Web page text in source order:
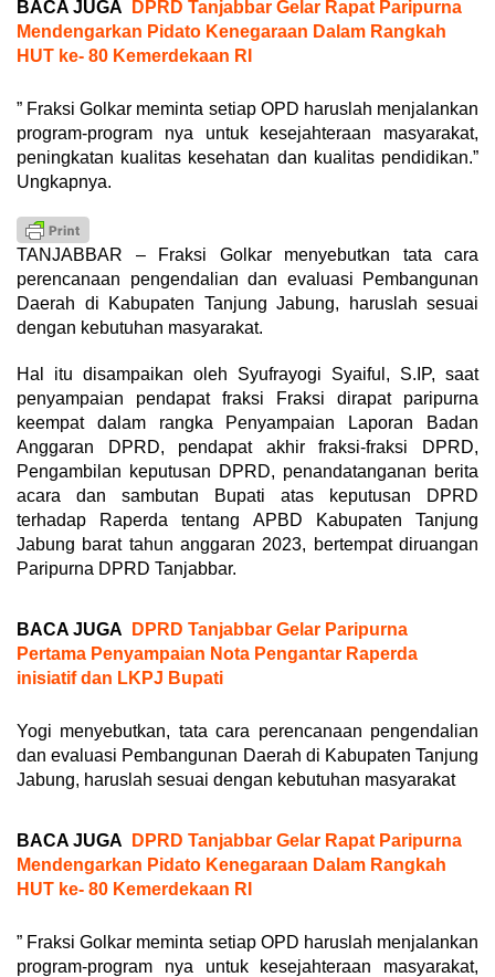
BACA JUGA
DPRD Tanjabbar Gelar Rapat Paripurna
Mendengarkan Pidato Kenegaraan Dalam Rangkah
HUT ke- 80 Kemerdekaan RI
” Fraksi Golkar meminta setiap OPD haruslah menjalankan
program-program nya untuk kesejahteraan masyarakat,
peningkatan kualitas kesehatan dan kualitas pendidikan.”
Ungkapnya.
TANJABBAR – Fraksi Golkar menyebutkan tata cara
perencanaan pengendalian dan evaluasi Pembangunan
Daerah di Kabupaten Tanjung Jabung, haruslah sesuai
dengan kebutuhan masyarakat.
Hal itu disampaikan oleh Syufrayogi Syaiful, S.IP, saat
penyampaian pendapat fraksi Fraksi dirapat paripurna
keempat dalam rangka Penyampaian Laporan Badan
Anggaran DPRD, pendapat akhir fraksi-fraksi DPRD,
Pengambilan keputusan DPRD, penandatanganan berita
acara dan sambutan Bupati atas keputusan DPRD
terhadap Raperda tentang APBD Kabupaten Tanjung
Jabung barat tahun anggaran 2023, bertempat diruangan
Paripurna DPRD Tanjabbar.
BACA JUGA
DPRD Tanjabbar Gelar Paripurna
Pertama Penyampaian Nota Pengantar Raperda
inisiatif dan LKPJ Bupati
Yogi menyebutkan, tata cara perencanaan pengendalian
dan evaluasi Pembangunan Daerah di Kabupaten Tanjung
Jabung, haruslah sesuai dengan kebutuhan masyarakat
BACA JUGA
DPRD Tanjabbar Gelar Rapat Paripurna
Mendengarkan Pidato Kenegaraan Dalam Rangkah
HUT ke- 80 Kemerdekaan RI
” Fraksi Golkar meminta setiap OPD haruslah menjalankan
program-program nya untuk kesejahteraan masyarakat,